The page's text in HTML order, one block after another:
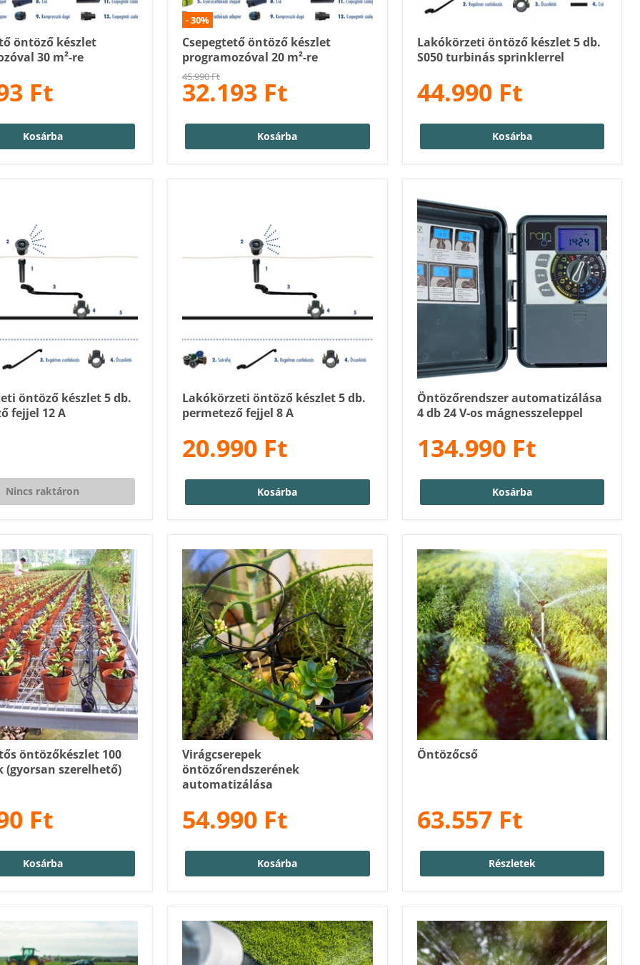
öntöző készlet
30 m²-re
Ft
Kosárba
-30%
Csepegtető öntöző készlet
programozóval 20 m²-re
Eredeti
ár
45.990 Ft
Ár
32.193 Ft
Kosárba
Lakókörzeti öntöző készlet 5 db.
S050 turbinás sprinklerrel
44.990 Ft
Kosárba
öntöző készlet 5 db.
fejjel 12 A
Nincs raktáron
Lakókörzeti öntöző készlet 5 db.
permetező fejjel 8 A
20.990 Ft
Kosárba
Öntözőrendszer automatizálása
4 db 24 V-os mágnesszeleppel
134.990 Ft
Kosárba
öntözőkészlet 100
(gyorsan szerelhető)
Ft
Kosárba
Virágcserepek
öntözőrendszerének
automatizálása
54.990 Ft
Kosárba
Öntözőcső
63.557 Ft
Részletek